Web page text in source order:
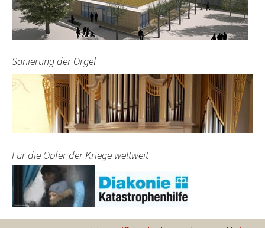
Sanierung der Orgel
Für die Opfer der Kriege weltweit